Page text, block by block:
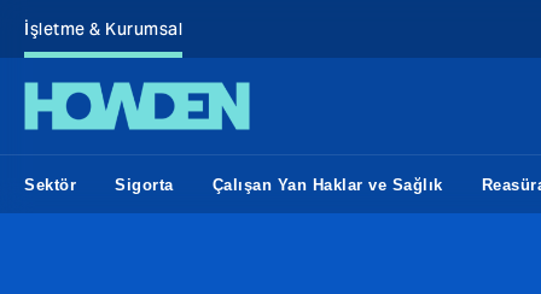
İşletme & Kurumsal
Sektör Sigorta Çalışan Yan Haklar ve Sağlık